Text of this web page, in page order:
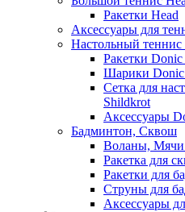
Ракетки Head
Аксессуары для
Настольный
Ракетки
Шарики Donic
Сетка для
Shildkrot
Аксессуары
Бадминтон, Сквош
Воланы, Мячи
Ракетка для
Ракетки для
Струны для
Аксессуары